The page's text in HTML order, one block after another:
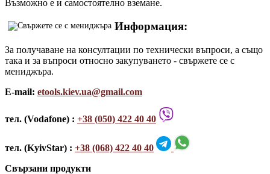
Възможно е и самостоятелно вземане.
Информация:
За получаване на консултации по технически въпроси, а също
така и за въпроси относно закупуването - свържете се с
мениджъра.
E-mail: etools.kiev.ua@gmail.com
тел. (Vodafone) : +38 (050) 422 40 40
тел. (KyivStar) : +38 (068) 422 40 40
Свързани продукти